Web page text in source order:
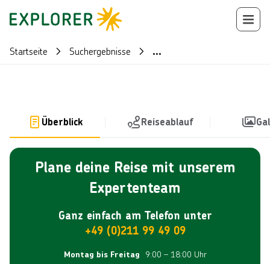
Startseite Suchergebnisse ...
Überblick Reiseablauf
Plane deine Reise mit unserem
Expertenteam
Ganz einfach am Telefon unter
+49 (0)211 99 49 09
Montag bis Freitag 9:00 – 18:00 Uhr